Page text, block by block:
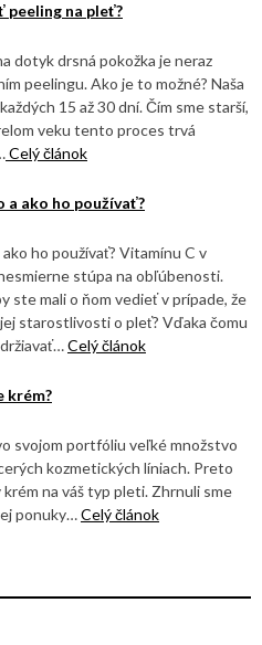
peeling na pleť?
dotyk drsná pokožka je neraz
peelingu. Ako je to možné? Naša
15 až 30 dní. Čím sme starší,
veku tento proces trvá
Celý článok
a ako ho používať?
ho používať? Vitamínu C v
stúpa na obľúbenosti.
ste mali o ňom vedieť v prípade, že
starostlivosti o pleť? Vďaka čomu
Celý článok
krém?
svojom portfóliu veľké množstvo
kozmetických líniach. Preto
na váš typ pleti. Zhrnuli sme
ponuky…Celý článok